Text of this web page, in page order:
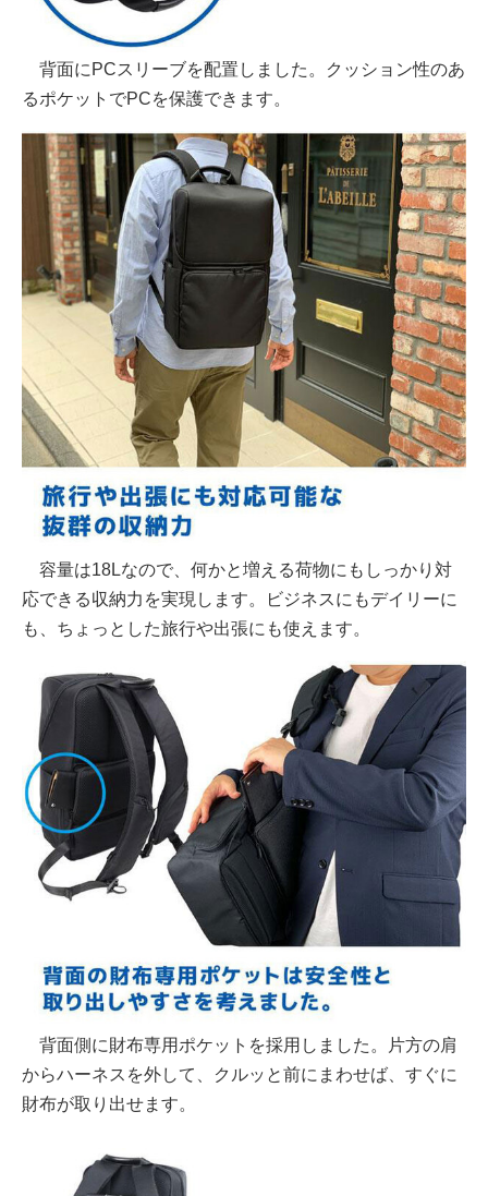
背面にPCスリーブを配置しました。クッション性のあ
るポケットでPCを保護できます。
容量は18Lなので、何かと増える荷物にもしっかり対
応できる収納力を実現します。ビジネスにもデイリーに
も、ちょっとした旅行や出張にも使えます。
背面側に財布専用ポケットを採用しました。片方の肩
からハーネスを外して、クルッと前にまわせば、すぐに
財布が取り出せます。